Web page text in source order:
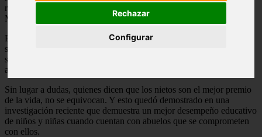
Rechazar
Configurar
razones es que las mujeres tienden a tener una vida más larga.
Muchos años después de que concluye su ciclo reproductivo.
Esto provoca que puedan disponer de muchos años disfrutando de
sus nietos. Lo que les brinda la posibilidad de participar en parte de
su educación y crianza, demostrando la famosa “hipótesis de la
abuela”.
Sin lugar a dudas, quienes dicen que los nietos son el mejor premio
de la vida, no se equivocan. Y esto quedó demostrado en una
investigación reciente que demuestra un mejor desempeño educativo
de niños y niñas cuando cuentan con abuelos que se comprometen
con ellos.